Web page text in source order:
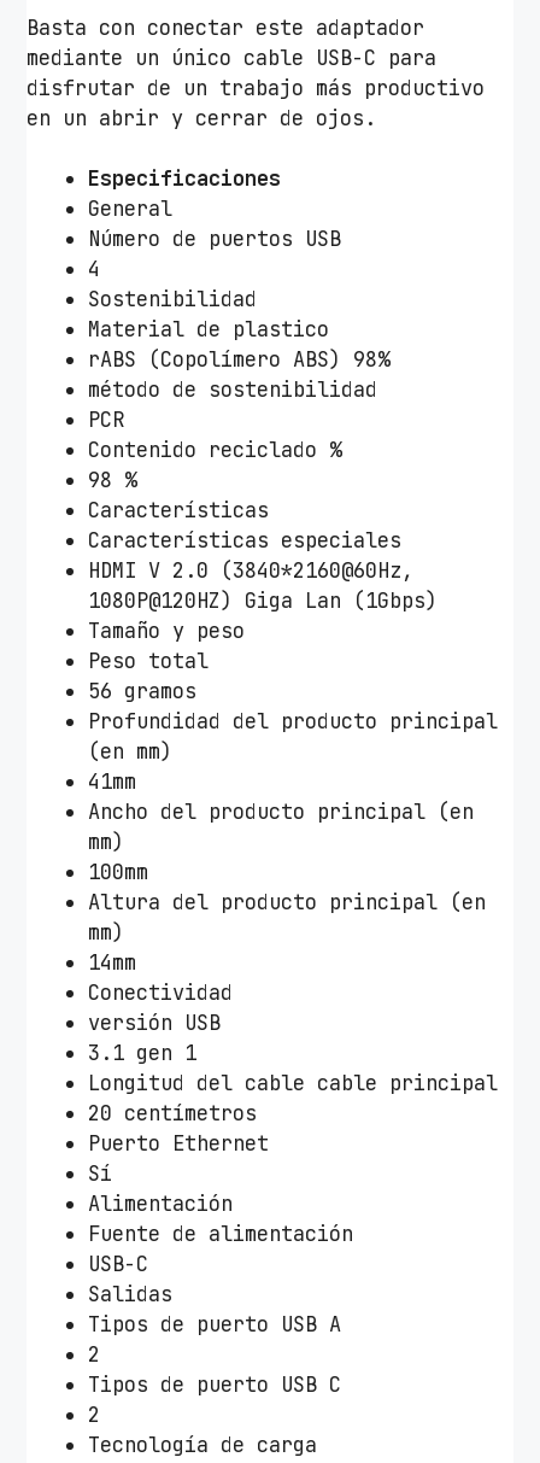
H
M
Basta con conectar este adaptador
mediante un único cable USB-C para
disfrutar de un trabajo más productivo
en un abrir y cerrar de ojos.
Especificaciones
General
Número de puertos USB
4
Sostenibilidad
Material de plastico
rABS (Copolímero ABS) 98%
método de sostenibilidad
PCR
Contenido reciclado %
98 %
Características
Características especiales
HDMI V 2.0 (3840*2160@60Hz,
1080P@120HZ) Giga Lan (1Gbps)
Tamaño y peso
Peso total
56 gramos
Profundidad del producto principal
(en mm)
41mm
Ancho del producto principal (en
mm)
100mm
Altura del producto principal (en
mm)
14mm
Conectividad
versión USB
3.1 gen 1
Longitud del cable cable principal
20 centímetros
Puerto Ethernet
Sí
Alimentación
Fuente de alimentación
USB-C
Salidas
Tipos de puerto USB A
2
Tipos de puerto USB C
2
Tecnología de carga